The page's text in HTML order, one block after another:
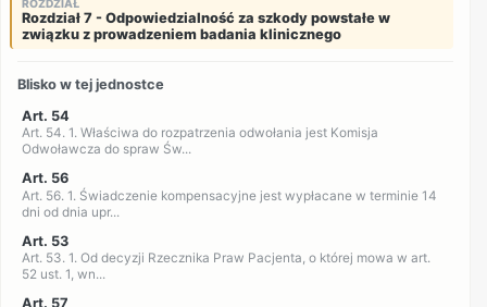
ROZDZIAŁ
Rozdział 7 - Odpowiedzialność za szkody powstałe w
związku z prowadzeniem badania klinicznego
Blisko w tej jednostce
Art. 54
Art. 54. 1. Właściwa do rozpatrzenia odwołania jest Komisja
Odwoławcza do spraw Św...
Art. 56
Art. 56. 1. Świadczenie kompensacyjne jest wypłacane w terminie 14
dni od dnia upr...
Art. 53
Art. 53. 1. Od decyzji Rzecznika Praw Pacjenta, o której mowa w art.
52 ust. 1, wn...
Art. 57